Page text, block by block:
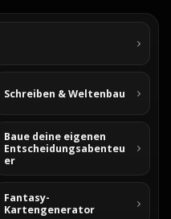
Schreiben & Weltenbau
Baue deine eigenen
Entscheidungsabenteu
er
Fantasy-
Kartengenerator